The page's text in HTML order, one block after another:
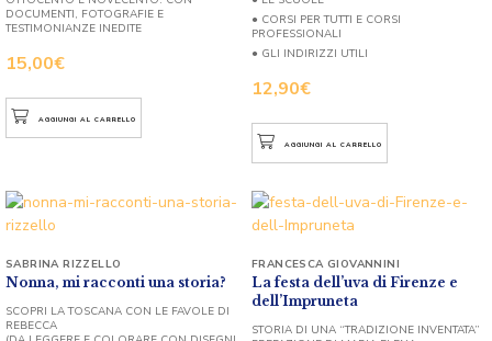
15,00€
DOCUMENTI, FOTOGRAFIE E
TESTIMONIANZE INEDITE
AGGIUNGI AL CARRELLO
12,90€
● CORSI PER TUTTI E CORSI
PROFESSIONALI
● GLI INDIRIZZI UTILI
AGGIUNGI AL CARRELLO
Nonna, mi racconti una storia?
SABRINA RIZZELLO
SCOPRI LA TOSCANA CON LE FAVOLE DI
REBECCA
La festa dell’uva di Firenze e
dell’Impruneta
FRANCESCA GIOVANNINI
STORIA DI UNA “TRADIZIONE INVENTATA”